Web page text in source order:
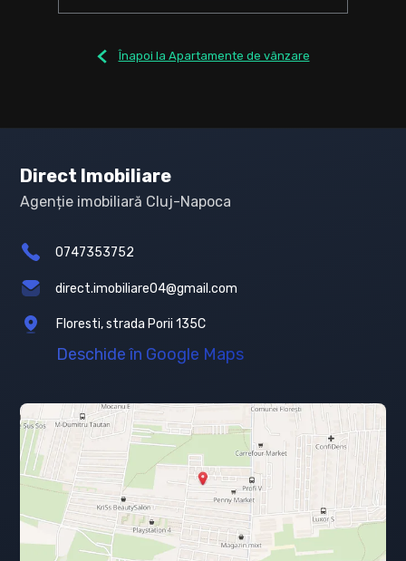
Înapoi la Apartamente de vânzare
Direct Imobiliare
Agenție imobiliară Cluj-Napoca
0747353752
direct.imobiliare04@gmail.com
Floresti, strada Porii 135C
Deschide în Google Maps